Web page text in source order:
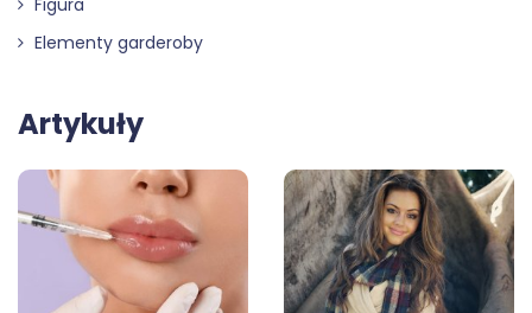
Figura
Elementy garderoby
Artykuły